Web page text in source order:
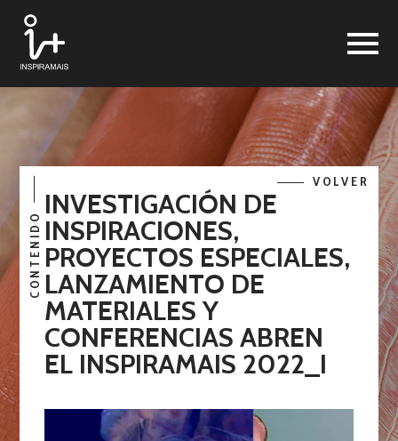
CONTENIDO
VOLVER
INVESTIGACIÓN DE
INSPIRACIONES,
PROYECTOS ESPECIALES,
LANZAMIENTO DE
MATERIALES Y
CONFERENCIAS ABREN
EL INSPIRAMAIS 2022_I